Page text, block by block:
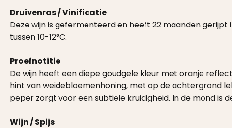
Druivenras / Vinificatie
Deze wijn is gefermenteerd en heeft 22 maanden
tussen 10-12°C.
Proefnotitie
De wijn heeft een diepe goudgele kleur met oranje
hint van weidebloemenhoning, met op de achtergrond
peper zorgt voor een subtiele kruidigheid. In de mond is
Wijn / Spijs